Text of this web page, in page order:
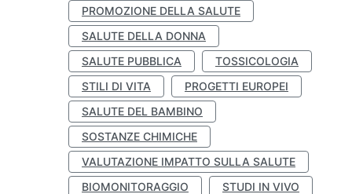
PROMOZIONE DELLA SALUTE
SALUTE DELLA DONNA
SALUTE PUBBLICA
TOSSICOLOGIA
STILI DI VITA
PROGETTI EUROPEI
SALUTE DEL BAMBINO
SOSTANZE CHIMICHE
VALUTAZIONE IMPATTO SULLA SALUTE
BIOMONITORAGGIO
STUDI IN VIVO